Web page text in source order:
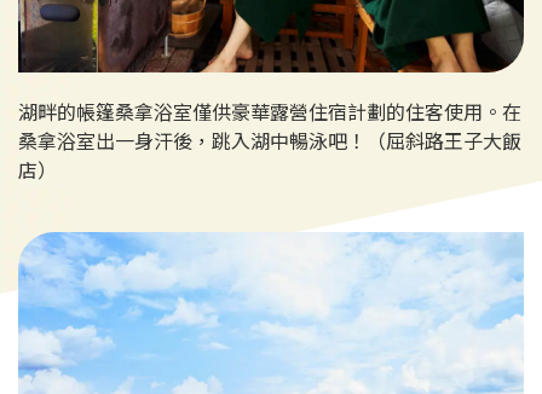
湖畔的帳篷桑拿浴室僅供豪華露營住宿計劃的住客使用。在
桑拿浴室出一身汗後，跳入湖中暢泳吧！（屈斜路王子大飯
店）